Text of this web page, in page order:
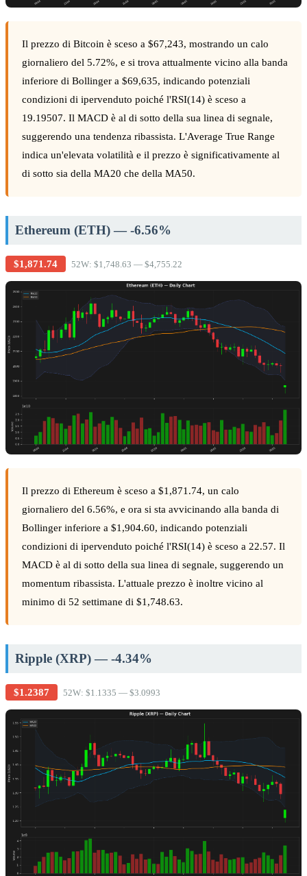
Il prezzo di Bitcoin è sceso a $67,243, mostrando un calo
giornaliero del 5.72%, e si trova attualmente vicino alla banda
inferiore di Bollinger a $69,635, indicando potenziali
condizioni di ipervenduto poiché l'RSI(14) è sceso a
19.19507. Il MACD è al di sotto della sua linea di segnale,
suggerendo una tendenza ribassista. L'Average True Range
indica un'elevata volatilità e il prezzo è significativamente al
di sotto sia della MA20 che della MA50.
Ethereum (ETH) — -6.56%
$1,871.74 52W: $1,748.63 — $4,755.22
Il prezzo di Ethereum è sceso a $1,871.74, un calo
giornaliero del 6.56%, e ora si sta avvicinando alla banda di
Bollinger inferiore a $1,904.60, indicando potenziali
condizioni di ipervenduto poiché l'RSI(14) è sceso a 22.57. Il
MACD è al di sotto della sua linea di segnale, suggerendo un
momentum ribassista. L'attuale prezzo è inoltre vicino al
minimo di 52 settimane di $1,748.63.
Ripple (XRP) — -4.34%
$1.2387 52W: $1.1335 — $3.0993